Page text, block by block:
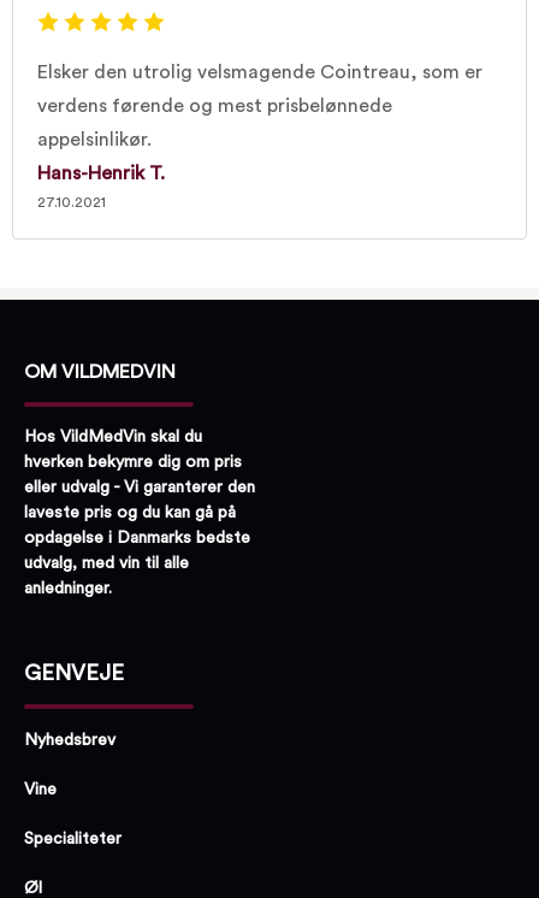
Elsker den utrolig velsmagende Cointreau, som er
verdens førende og mest prisbelønnede
appelsinlikør.
Hans-Henrik T.
27.10.2021
OM VILDMEDVIN
Hos VildMedVin skal du
hverken bekymre dig om pris
eller udvalg - Vi garanterer den
laveste pris og du kan gå på
opdagelse i Danmarks bedste
udvalg, med vin til alle
anledninger.
GENVEJE
Nyhedsbrev
Vine
Specialiteter
Øl